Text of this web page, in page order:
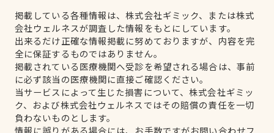
掲載している各種情報は、株式会社ギミック、または株式
会社ウェルネスが調査した情報をもとにしています。
出来るだけ正確な情報掲載に努めておりますが、内容を完
全に保証するものではありません。
掲載されている医療機関へ受診を希望される場合は、事前
に必ず該当の医療機関に直接ご確認ください。
当サービスによって生じた損害について、株式会社ギミッ
ク、および株式会社ウェルネスではその賠償の責任を一切
負わないものとします。
情報に誤りがある場合には、お手数ですがお問い合わせフ